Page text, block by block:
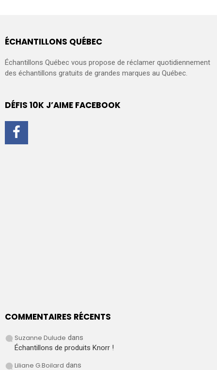
ÉCHANTILLONS QUÉBEC
Échantillons Québec vous propose de réclamer quotidiennement
des échantillons gratuits de grandes marques au Québec.
DÉFIS 10K J’AIME FACEBOOK
COMMENTAIRES RÉCENTS
Suzanne Dulude dans
Échantillons de produits Knorr !
Liliane G.Boilard dans